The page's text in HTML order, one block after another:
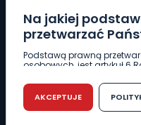
Na jakiej
przetwarzać
Podstawą prawną
osobowych, jest artykuł 6
r. w sprawie ochrony osób
przetwarzaniem danych
swobodnego przepływu
dyrektywy 95/46/WE
AKCEPTUJE
DZIAŁ REKLAMY
62 735 01 85
WIADOMOŚCI
CIEKAWOSTKI